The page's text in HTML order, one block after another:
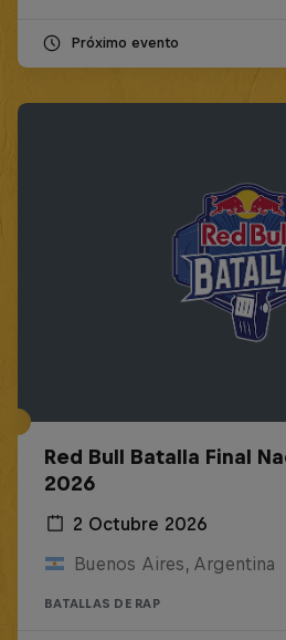
Próximo evento
Red Bull Batalla Final
2026
2 Octubre 2026
Buenos Aires, Argentina
BATALLAS DE RAP